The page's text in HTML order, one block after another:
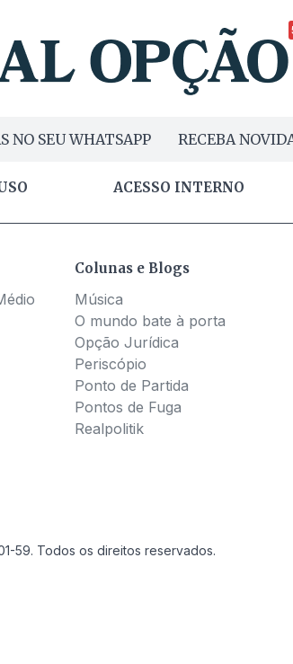
NO SEU WHATSAPP RECEBA
ACESSO INTERNO
Colunas e Blogs
Música
O mundo bate à porta
Opção Jurídica
Periscópio
Ponto de Partida
Pontos de Fuga
Realpolitik
59. Todos os direitos reservados.